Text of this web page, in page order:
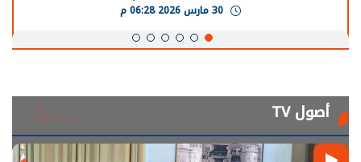
أصول TV